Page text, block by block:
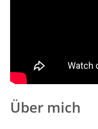
Über mich